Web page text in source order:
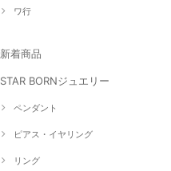
ワ行
新着商品
STAR BORNジュエリー
ペンダント
ピアス・イヤリング
リング